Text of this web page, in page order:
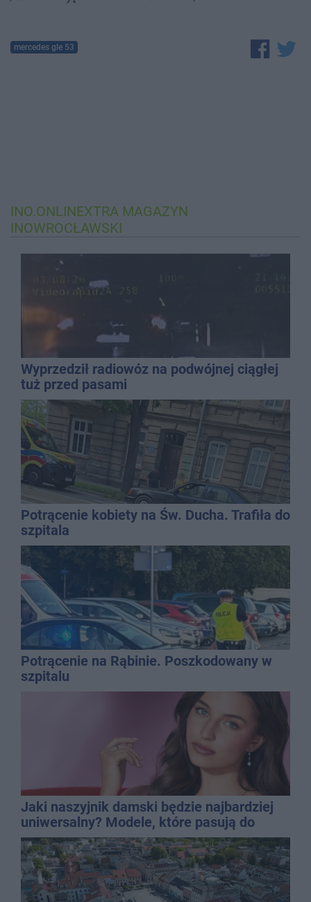
mercedes gle 53
INO.ONLINEXTRA MAGAZYN
INOWROCŁAWSKI
Wyprzedził radiowóz na podwójnej ciągłej
tuż przed pasami
Potrącenie kobiety na Św. Ducha. Trafiła do
szpitala
Potrącenie na Rąbinie. Poszkodowany w
szpitalu
Jaki naszyjnik damski będzie najbardziej
uniwersalny? Modele, które pasują do
wielu stylizacji